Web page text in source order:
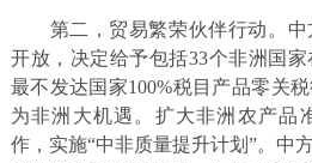
第二，贸易繁荣伙伴行动。中
开放，决定给予包括33个非洲国
最不发达国家100%税目产品零关
为非洲大机遇。扩大非洲农产品
作，实施“中非质量提升计划”。中